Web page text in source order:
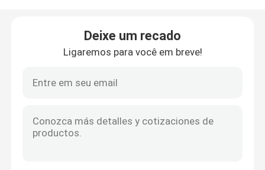
Deixe um recado
Ligaremos para você em breve!